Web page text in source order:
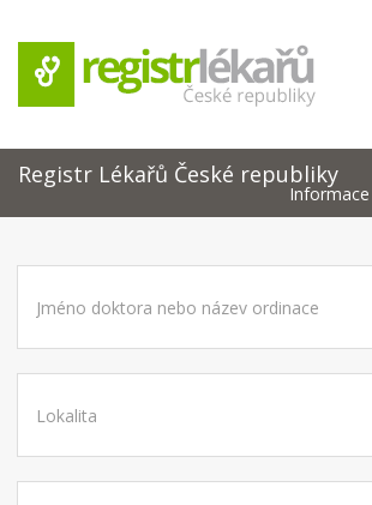
Registr Lékařů České republiky